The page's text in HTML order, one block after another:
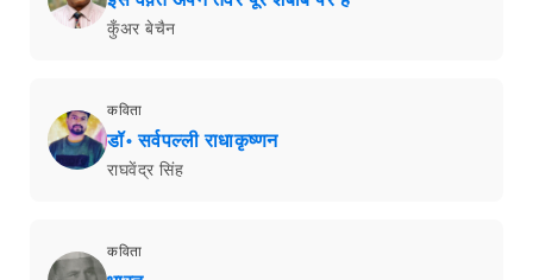
कुँअर बेचैन
कविता
डॉ॰ सर्वपल्ली राधाकृष्णन
राघवेंद्र सिंह
कविता